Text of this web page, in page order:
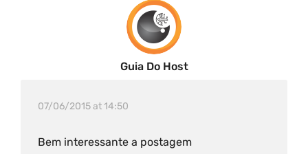
Guia Do Host
07/06/2015 at 14:50
Bem interessante a postagem